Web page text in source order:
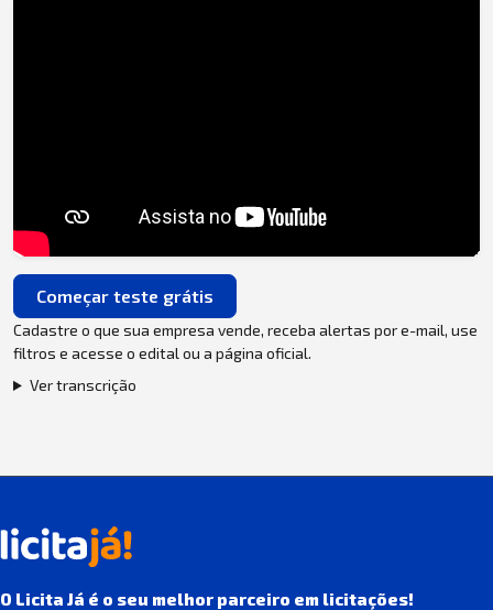
Começar teste grátis
Cadastre o que sua empresa vende, receba alertas por e-mail, use
filtros e acesse o edital ou a página oficial.
Ver transcrição
O Licita Já é o seu melhor parceiro em licitações!